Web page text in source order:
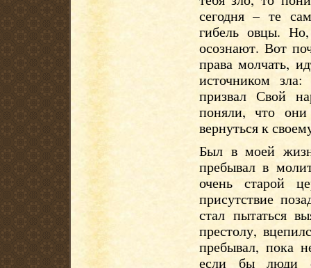
сегодня – те
гибель овцы.
осознают. Вот
права молчать,
источником
призвал Свой
поняли, что
вернуться к
Был в моей
пребывал в
очень старой
присутствие
стал пытаться
престолу,
пребывал, пока
если бы люди